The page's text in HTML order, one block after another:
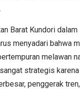
Barat Kundori
menyadari bahwa
melawan
strategis
penggerak